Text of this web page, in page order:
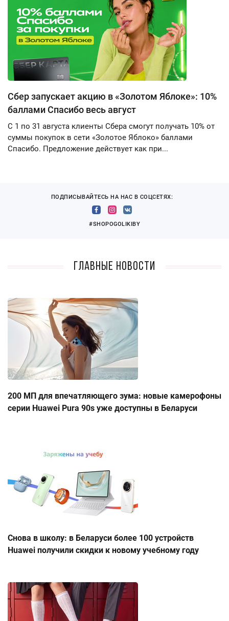
Сбер запускает акцию в «Золотом Яблоке»: 10%
баллами Спасибо весь август
С 1 по 31 августа клиенты Сбера смогут получать 10% от
суммы покупок в сети «Золотое Яблоко» баллами
Спасибо. Предложение действует как при...
ПОДПИСЫВАЙТЕСЬ НА НАС В СОЦСЕТЯХ:
#SHOPOGOLIKIBY
Главные новости
200 МП для впечатляющего зума: новые камерофоны
серии Huawei Pura 90s уже доступны в Беларуси
Снова в школу: в Беларуси более 100 устройств
Huawei получили скидки к новому учебному году